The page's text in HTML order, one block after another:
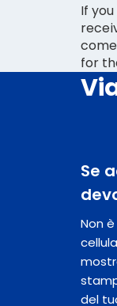
If
for
Se
Non
del